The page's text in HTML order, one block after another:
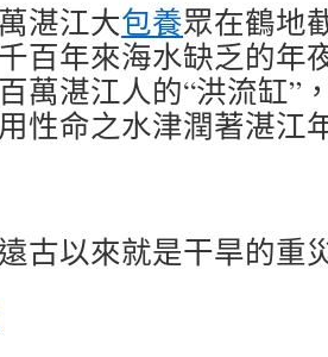
湛江大包養眾在鶴地
百年來海水缺乏的年
萬湛江人的“洪流缸”
性命之水津潤著湛江
古以來就是干旱的重